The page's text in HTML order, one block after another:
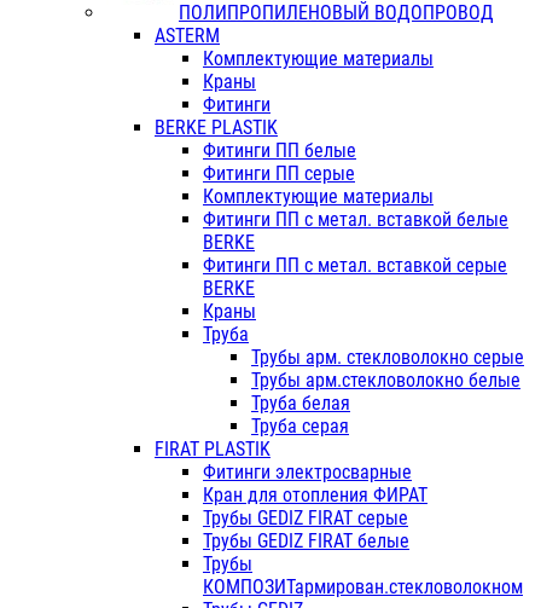
ПОЛИПРОПИЛЕНОВЫЙ ВОДОПРОВОД
ASTERM
Комплектующие материалы
Краны
Фитинги
BERKE PLASTIK
Фитинги ПП белые
Фитинги ПП серые
Комплектующие материалы
Фитинги ПП с метал. вставкой белые
BERKE
Фитинги ПП с метал. вставкой серые
BERKE
Краны
Труба
Трубы арм. стекловолокно серые
Трубы арм.стекловолокно белые
Труба белая
Труба серая
FIRAT PLASTIK
Фитинги электросварные
Кран для отопления ФИРАТ
Трубы GEDIZ FIRAT серые
Трубы GEDIZ FIRAT белые
Трубы
КОМПОЗИТармирован.стекловолокном